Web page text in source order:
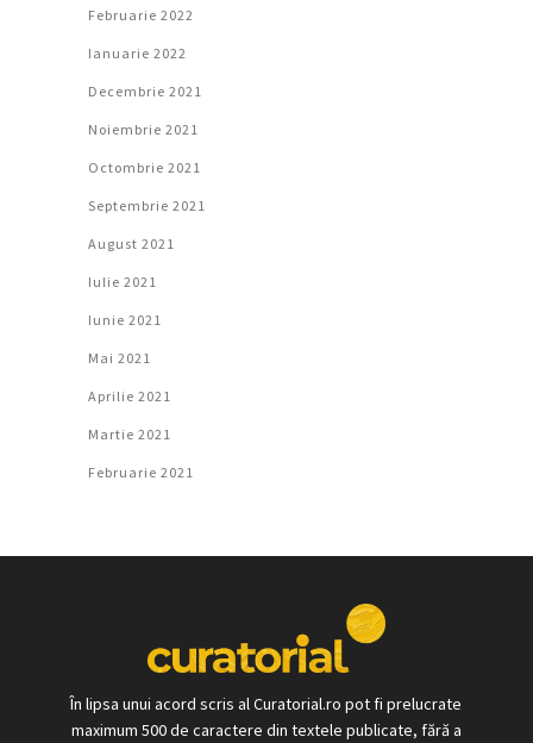
Februarie 2022
Ianuarie 2022
Decembrie 2021
Noiembrie 2021
Octombrie 2021
Septembrie 2021
August 2021
Iulie 2021
Iunie 2021
Mai 2021
Aprilie 2021
Martie 2021
Februarie 2021
În lipsa unui acord scris al Curatorial.ro pot fi prelucrate
maximum 500 de caractere din textele publicate, fără a